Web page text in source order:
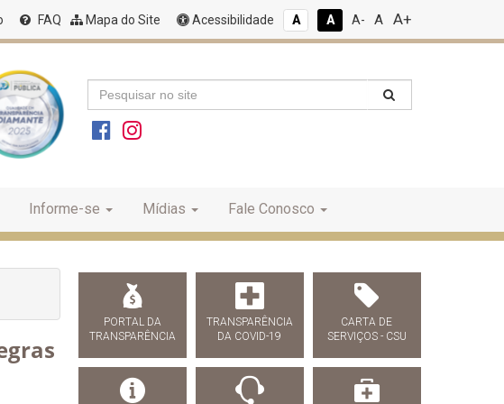
FAQ Mapa do Site Acessibilidade A A A- A A+
Informe-se Mídias Fale Conosco
PORTAL DA
TRANSPARÊNCIA
TRANSPARÊNCIA
DA COVID-19
CARTA DE
SERVIÇOS - CSU